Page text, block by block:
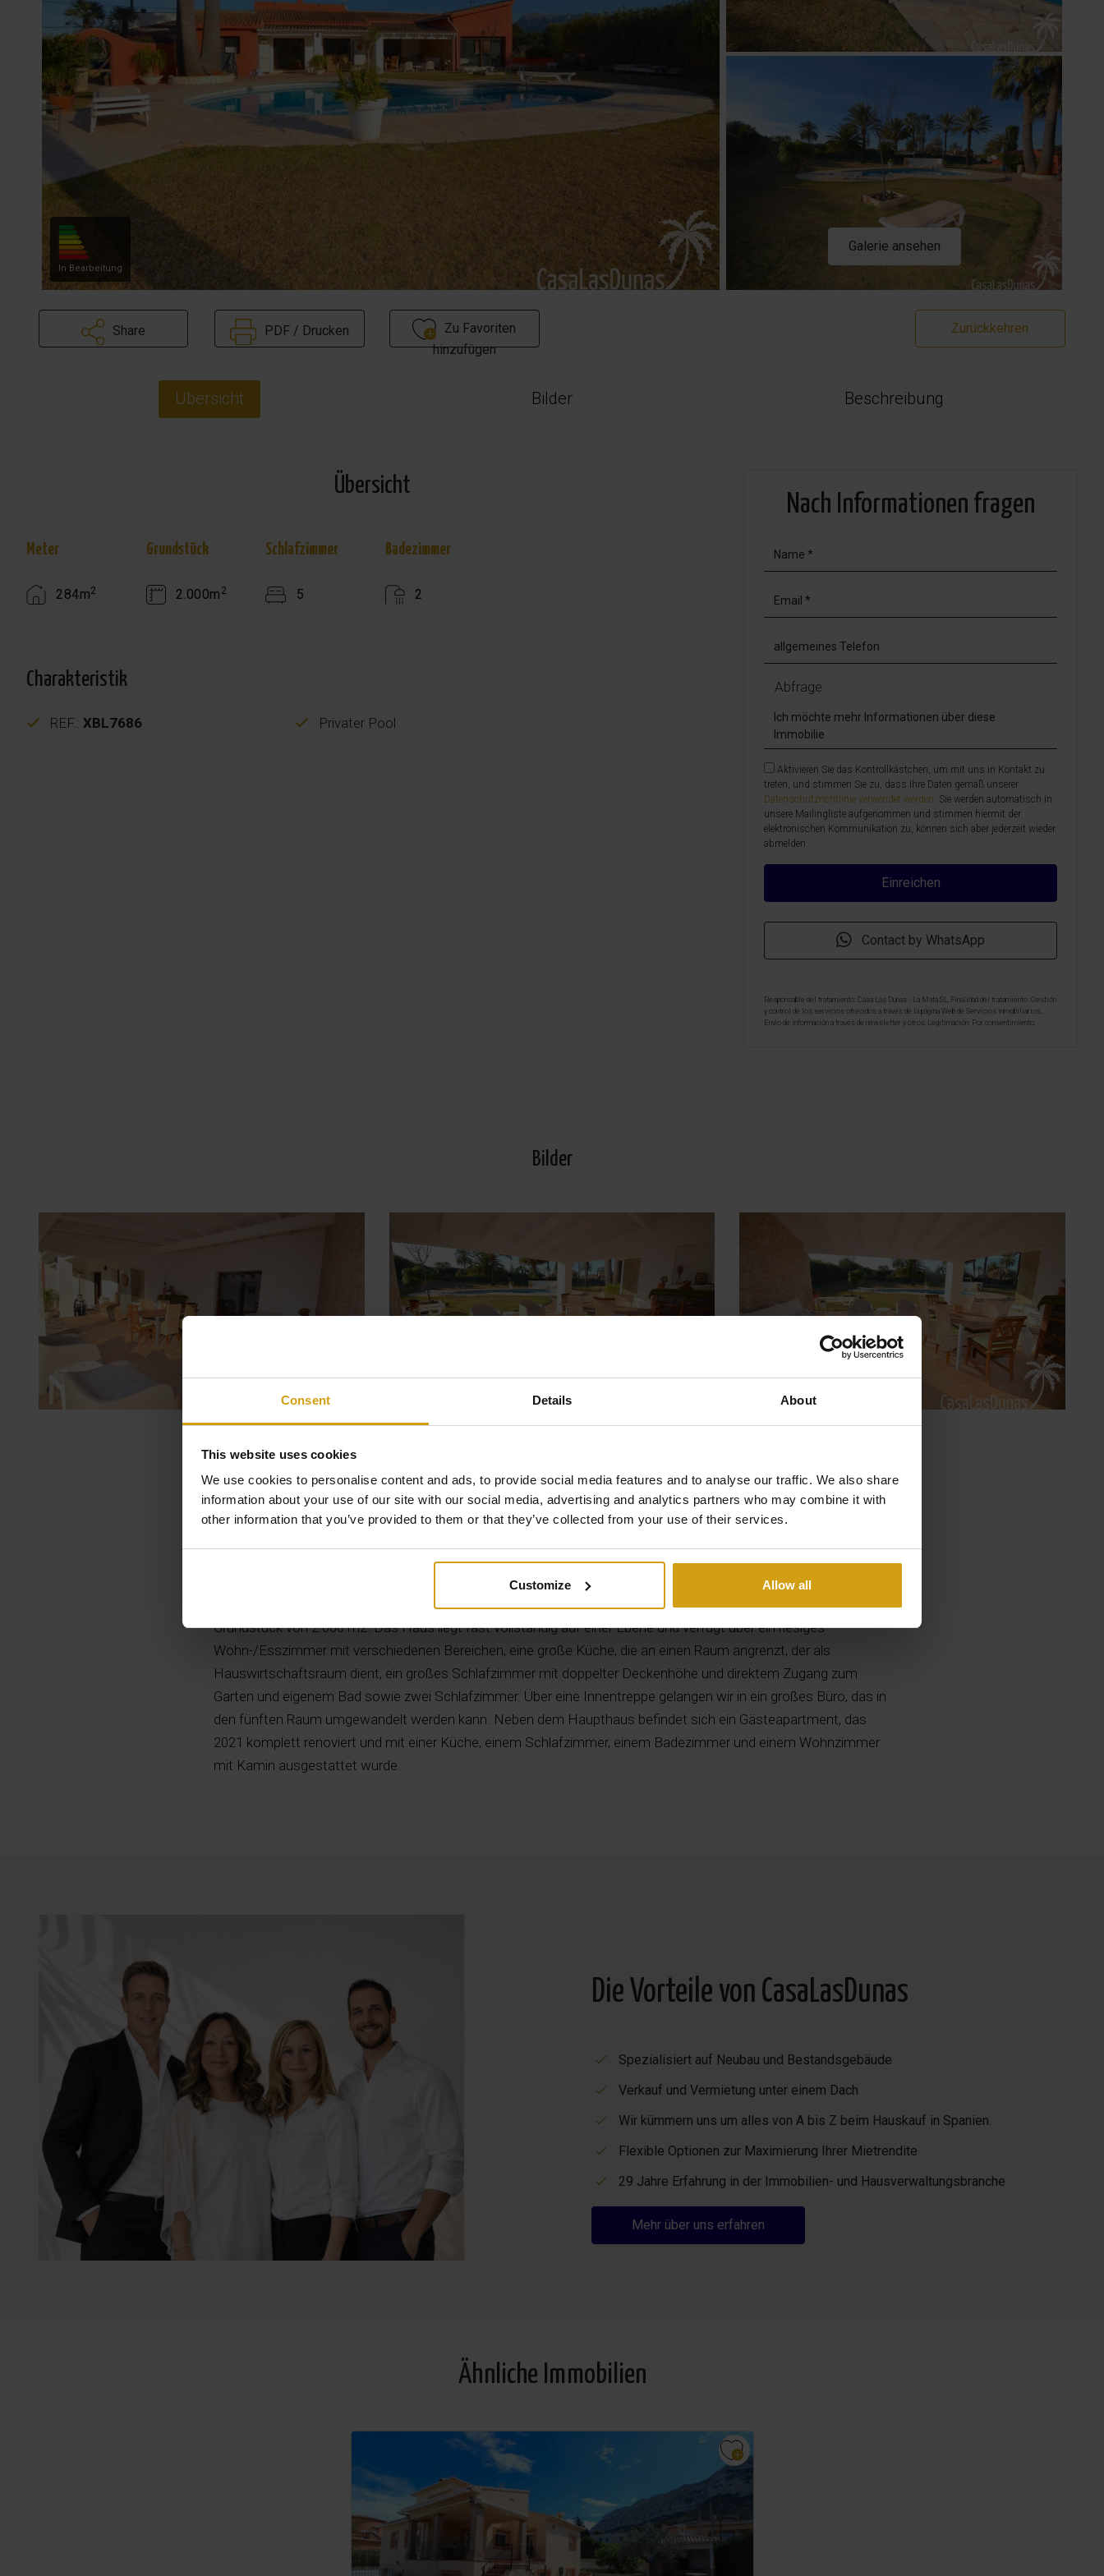
Consent Details About
This website uses cookies
We use cookies to personalise content and ads, to provide social media features and to analyse our traffic. We also share
information about your use of our site with our social media, advertising and analytics partners who may combine it with
other information that you’ve provided to them or that they’ve collected from your use of their services.
Customize Allow all
In Bearbeitung
Galerie ansehen
Share PDF / Drucken
Zu Favoriten
hinzufügen
Zurückkehren
Übersicht Bilder Beschreibung
Übersicht
Meter
284m2
Grundstück
2.000m 2
Schlafzimmer
5
Badezimmer
2
Charakteristik
REF.: XBL7686 Privater Pool
Nach Informationen fragen
Abfrage
Aktivieren Sie das Kontrollkästchen, um mit uns in Kontakt zu
treten, und stimmen Sie zu, dass Ihre Daten gemäß unserer
Datenschutzrichtlinie verwendet werden . Sie werden automatisch in
unsere Mailingliste aufgenommen und stimmen hiermit der
elektronischen Kommunikation zu, können sich aber jederzeit wieder
abmelden.
Contact by WhatsApp
Responsable del tratamiento: Casa Las Dunas - La Mata SL, Finalidad del tratamiento: Gestión
y control de los servicios ofrecidos a través de la página Web de Servicios inmobiliarios,
Envío de información a traves de newsletter y otros, Legitimación: Por consentimiento,
Bilder
Wunderschöne Finca in ruhiger Lage nahe Denia und den weitläufigen Sandsträndenauf einem sonnigen
Grundstück von 2.000 m2. Das Haus liegt fast vollständig auf einer Ebene und verfügt über ein riesiges
Wohn-/Esszimmer mit verschiedenen Bereichen, eine große Küche, die an einen Raum angrenzt, der als
Hauswirtschaftsraum dient, ein großes Schlafzimmer mit doppelter Deckenhöhe und direktem Zugang zum
Garten und eigenem Bad sowie zwei Schlafzimmer. Über eine Innentreppe gelangen wir in ein großes Büro, das in
den fünften Raum umgewandelt werden kann. Neben dem Haupthaus befindet sich ein Gästeapartment, das
2021 komplett renoviert und mit einer Küche, einem Schlafzimmer, einem Badezimmer und einem Wohnzimmer
mit Kamin ausgestattet wurde.
Die Vorteile von CasaLasDunas
Spezialisiert auf Neubau und Bestandsgebäude
Verkauf und Vermietung unter einem Dach
Wir kümmern uns um alles von A bis Z beim Hauskauf in Spanien.
Flexible Optionen zur Maximierung Ihrer Mietrendite
29 Jahre Erfahrung in der Immobilien- und Hausverwaltungsbranche
Mehr über uns erfahren
Ähnliche Immobilien